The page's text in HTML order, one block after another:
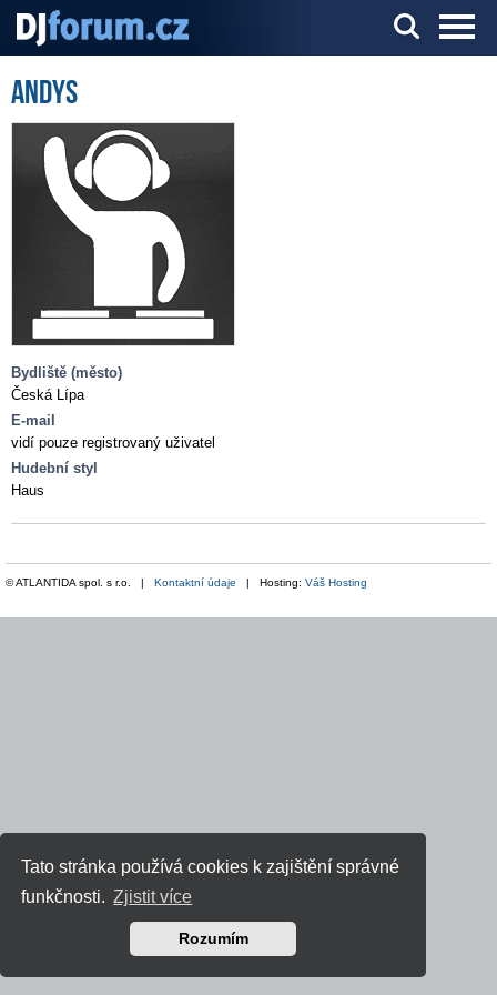
Tato stránka používá cookies k zajištění správné
funkčnosti. Zjistit více
Rozumím
Server o DJ technice a DJingu
Andys
Bydliště (město)
Česká Lípa
E-mail
vidí pouze registrovaný uživatel
Hudební styl
Haus
© ATLANTIDA spol. s r.o. | Kontaktní údaje | Hosting: Váš Hosting